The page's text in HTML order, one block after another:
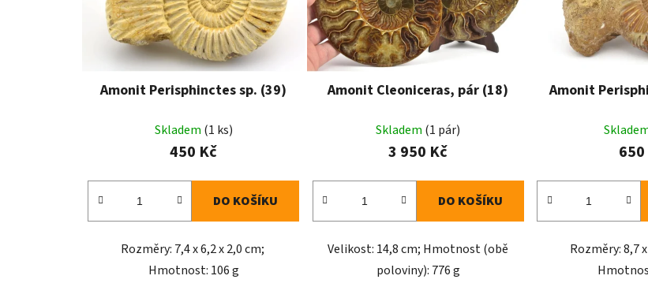
Amonit Perisphinctes sp. (39)
Skladem (1 ks)
450 Kč
DO KOŠÍKU
Rozměry: 7,4 x 6,2 x 2,0 cm;
Hmotnost: 106 g
Amonit Cleoniceras, pár (18)
Skladem (1 pár)
3 950 Kč
DO KOŠÍKU
Velikost: 14,8 cm; Hmotnost (obě
poloviny): 776 g
Amonit
Rozměry: 8,7